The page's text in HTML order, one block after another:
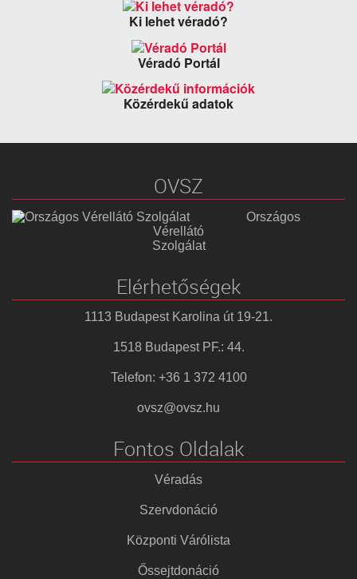
Ki lehet véradó?
Véradó Portál
Közérdekű adatok
OVSZ
Országos
Vérellátó
Szolgálat
Elérhetőségek
1113 Budapest Karolina út 19-21.
1518 Budapest PF.: 44.
Telefon: +36 1 372 4100
ovsz@ovsz.hu
Fontos Oldalak
Véradás
Szervdonáció
Központi Várólista
Őssejtdonáció